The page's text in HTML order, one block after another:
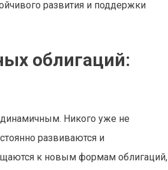
развития и поддержки
облигаций:
динамичным. Никого уже не
развиваются и
к новым формам облигаций,